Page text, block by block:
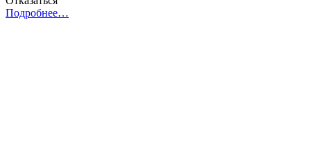
Подробнее…